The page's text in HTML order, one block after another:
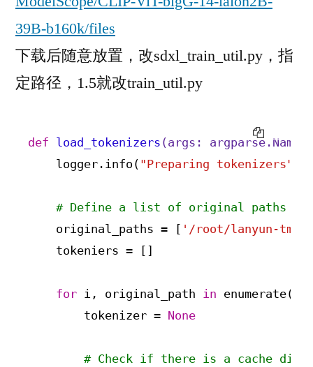
39B-b160k/files
下载后随意放置，改sdxl_train_util.py，指
定路径，1.5就改train_util.py
def load_tokenizers (args:
    logger.info(
"Preparing tokenizers"
# Define a list of original paths
    original_paths = [
'/root/lanyun-tmp/
    tokeniers = []
for i, original_path in
        tokenizer =
None
# Check if there is a cache